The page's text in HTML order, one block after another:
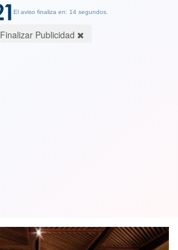
El aviso finaliza en: 14 segundos.
Finalizar Publicidad